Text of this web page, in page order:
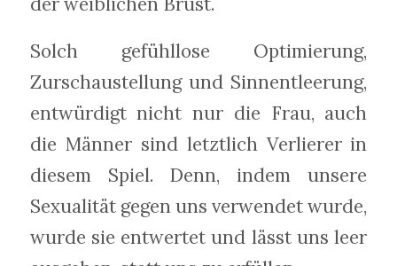
Solch gefühllose Optimierung,
Zurschaustellung und Sinnentleerung,
entwürdigt nicht nur die Frau, auch
die Männer sind letztlich Verlierer in
diesem Spiel. Denn, indem unsere
Sexualität gegen uns verwendet wurde,
wurde sie entwertet und lässt uns leer